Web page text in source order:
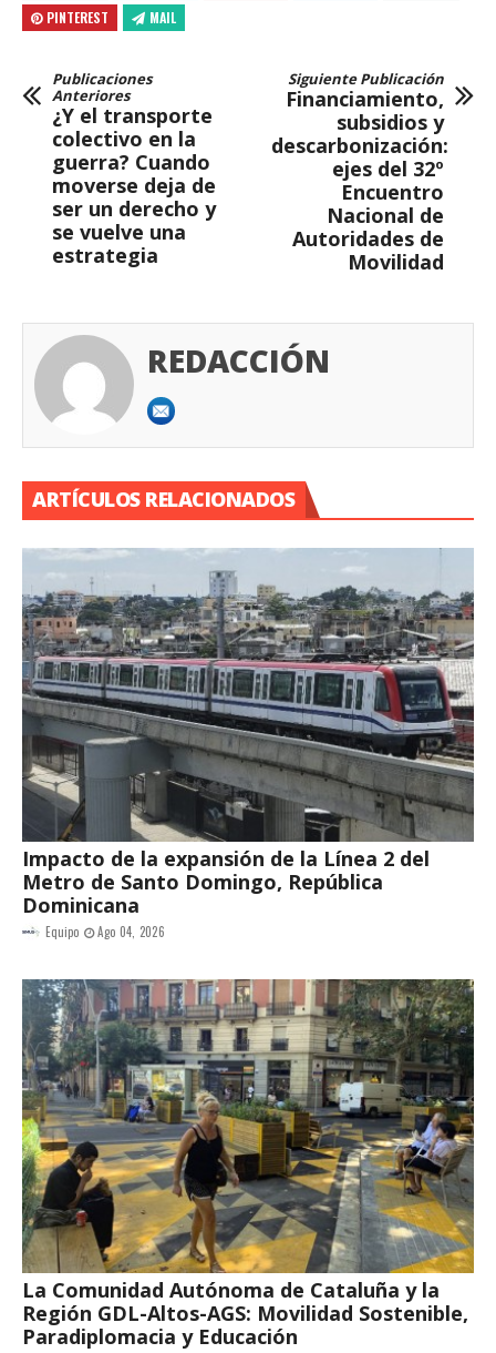
PINTEREST
MAIL
Publicaciones
Anteriores
¿Y el transporte
colectivo en la
guerra? Cuando
moverse deja de
ser un derecho y
se vuelve una
estrategia
Siguiente Publicación
Financiamiento,
subsidios y
descarbonización:
ejes del 32º
Encuentro
Nacional de
Autoridades de
Movilidad
REDACCIÓN
ARTÍCULOS RELACIONADOS
Impacto de la expansión de la Línea 2 del
Metro de Santo Domingo, República
Dominicana
Equipo Ago 04, 2026
La Comunidad Autónoma de Cataluña y la
Región GDL-Altos-AGS: Movilidad Sostenible,
Paradiplomacia y Educación